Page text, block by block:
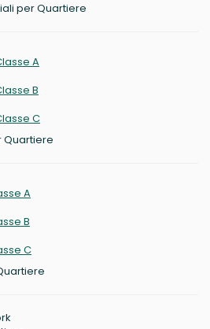
per Quartiere
A
B
C
Quartiere
A
B
C